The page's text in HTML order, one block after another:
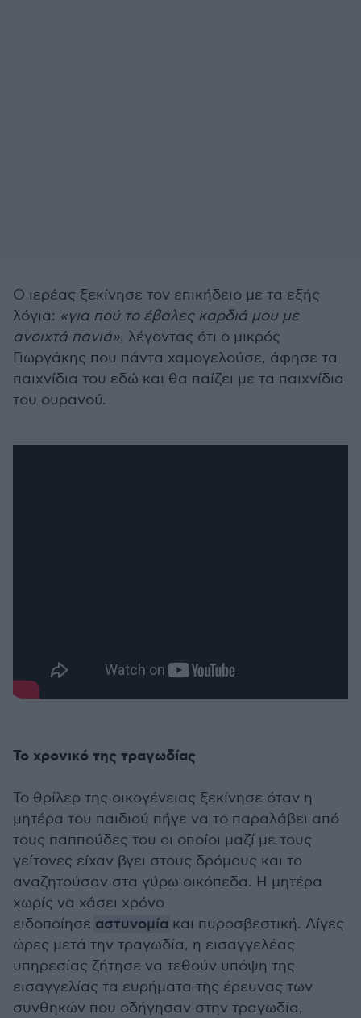
Ο ιερέας ξεκίνησε τον επικήδειο με τα εξής
λόγια: «για πού το έβαλες καρδιά μου με
ανοιχτά πανιά», λέγοντας ότι ο μικρός
Γιωργάκης που πάντα χαμογελούσε, άφησε τα
παιχνίδια του εδώ και θα παίζει με τα παιχνίδια
του ουρανού.
Το χρονικό της τραγωδίας
Το θρίλερ της οικογένειας ξεκίνησε όταν η
μητέρα του παιδιού πήγε να το παραλάβει από
τους παππούδες του οι οποίοι μαζί με τους
γείτονες είχαν βγει στους δρόμους και το
αναζητούσαν στα γύρω οικόπεδα. Η μητέρα
χωρίς να χάσει χρόνο
ειδοποίησε αστυνομία και πυροσβεστική. Λίγες
ώρες μετά την τραγωδία, η εισαγγελέας
υπηρεσίας ζήτησε να τεθούν υπόψη της
εισαγγελίας τα ευρήματα της έρευνας των
συνθηκών που οδήγησαν στην τραγωδία,